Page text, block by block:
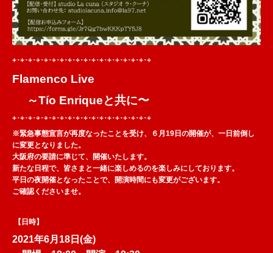
+･+･+･+･+･+･+･+･+･+･+･+･+･+･+･+･+･+
Flamenco Live
～Tío Enriqueと共に〜
+･+･+･+･+･+･+･+･+･+･+･+･+･+･+･+･+･+
※緊急事態宣言が再度なったことを受け、６月19日の開催が、一日前倒し
に変更となりました。
大阪府の要請に準じて、開催いたします。
新たな日程で、皆さまと一緒に楽しめるのを楽しみにしております。
平日の夜開催となったことで、開演時間にも変更がございます。
ご確認くださいませ。
【日時】
2021年6月18日(金)